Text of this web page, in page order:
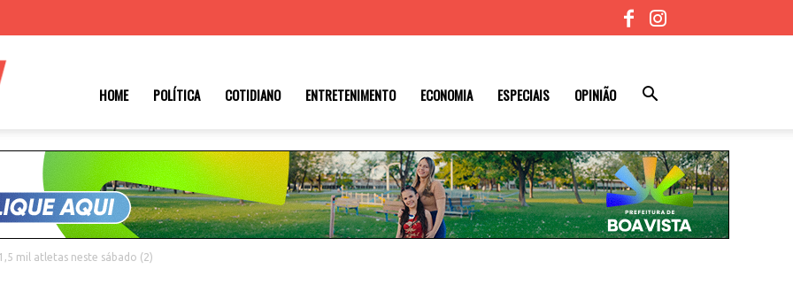
HOME POLÍTICA COTIDIANO ENTRETENIMENTO ECONOMIA ESPECIAIS OPINIÃO
mil atletas neste sábado (2)